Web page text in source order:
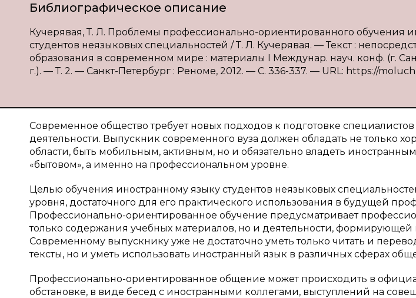
Библиографическое описание
Кучерявая, Т. Л. Проблемы профессионально-ориентированного обучения
студентов неязыковых специальностей / Т. Л. Кучерявая. — Текст :
образования в современном мире : материалы I Междунар. науч. конф. (г.
г.). — Т. 2. — Санкт-Петербург : Реноме, 2012. — С. 336-337. — URL: https://
Современное общество требует новых подходов к подготовке
деятельности. Выпускник современного вуза должен обладать не только
области, быть мобильным, активным, но и обязательно владеть
«бытовом», а именно на профессиональном уровне.
Целью обучения иностранному языку студентов неязыковых
уровня, достаточного для его практического использования в будущей
Профессионально-ориентированное обучение предусматривает
только содержания учебных материалов, но и деятельности,
Современному выпускнику уже не достаточно уметь только читать и
тексты, но и уметь использовать иностранный язык в различных сферах
Профессионально-ориентированное общение может происходить в
обстановке, в виде бесед с иностранными коллегами, выступлений на